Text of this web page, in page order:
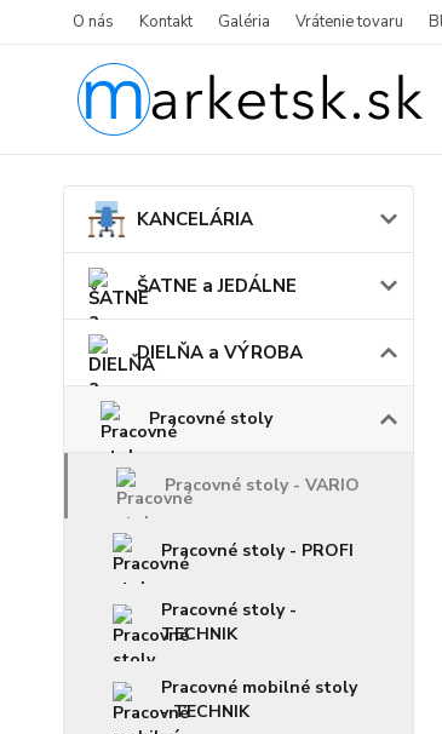
O nás Kontakt Galéria Vrátenie tovaru
KANCELÁRIA
ŠATNE a JEDÁLNE
DIELŇA a VÝROBA
Pracovné stoly
Pracovné stoly - VARIO
Pracovné stoly - PROFI
Pracovné stoly -
TECHNIK
Pracovné mobilné stoly
- TECHNIK